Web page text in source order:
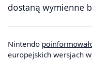
dostaną wymienne
Nintendo
europejskich wersjach